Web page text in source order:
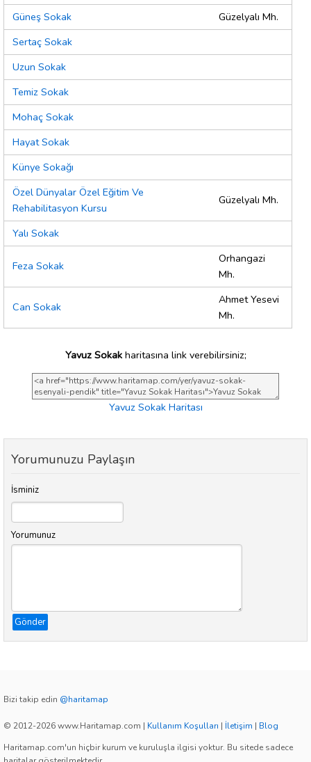
Güneş Sokak
Güzelyalı Mh.
Sertaç Sokak
Uzun Sokak
Temiz Sokak
Mohaç Sokak
Hayat Sokak
Künye Sokağı
Özel Dünyalar Özel Eğitim Ve
Rehabilitasyon Kursu
Güzelyalı Mh.
Yalı Sokak
Feza Sokak
Orhangazi
Mh.
Can Sokak
Ahmet Yesevi
Mh.
Yavuz Sokakharitasına link verebilirsiniz;
Yavuz Sokak Haritası
Yorumunuzu Paylaşın
İsminiz
Yorumunuz
Gönder
Bizi takip edin @haritamap
© 2012-2026 www.Haritamap.com | Kullanım Koşulları | İletişim | Blog
Haritamap.com'un hiçbir kurum ve kuruluşla ilgisi yoktur. Bu sitede sadece